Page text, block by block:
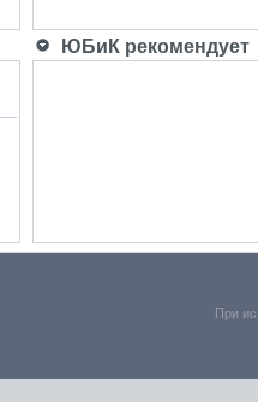
ЮБиК рекомендует
При